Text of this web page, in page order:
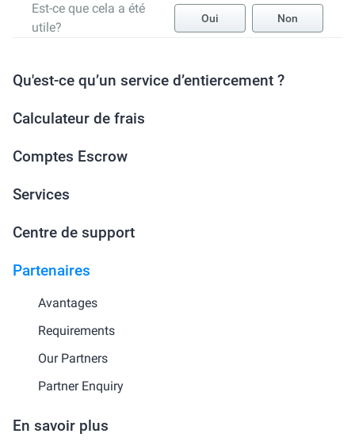
Est-ce que cela a été
utile?
Oui Non
Qu'est-ce qu’un service d’entiercement ?
Calculateur de frais
Comptes Escrow
Services
Centre de support
Partenaires
Avantages
Requirements
Our Partners
Partner Enquiry
En savoir plus